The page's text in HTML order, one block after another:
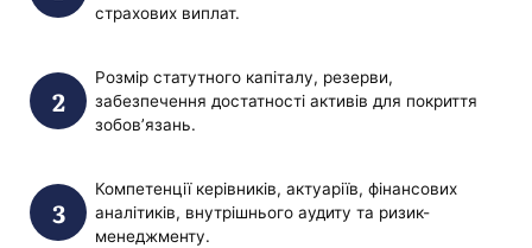
страхових виплат.
Розмір статутного капіталу, резерви,
забезпечення достатності активів для покриття
зобов’язань.
Компетенції керівників, актуаріїв, фінансових
аналітиків, внутрішнього аудиту та ризик-
менеджменту.